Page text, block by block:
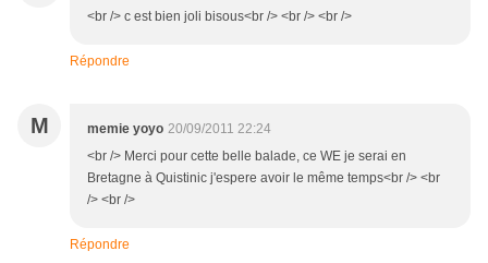
<br /> c est bien joli bisous<br /> <br /> <br />
Répondre
M memie yoyo 20/09/2011 22:24
<br /> Merci pour cette belle balade, ce WE je serai en
Bretagne à Quistinic j'espere avoir le même temps<br /> <br
/> <br />
Répondre